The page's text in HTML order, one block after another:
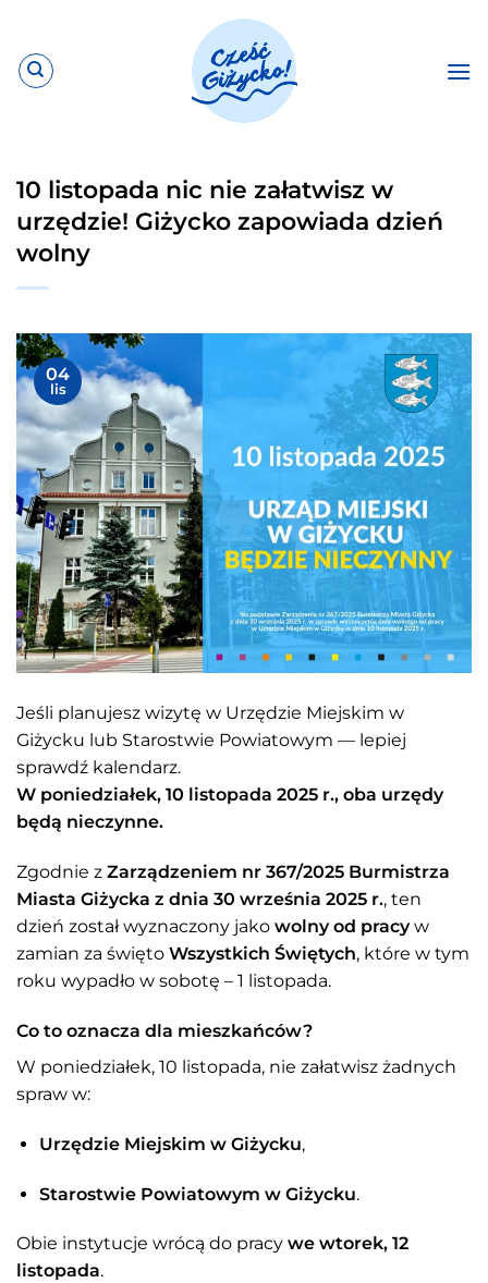
zawartości
10 listopada nic nie załatwisz w
urzędzie! Giżycko zapowiada dzień
wolny
04
lis
Jeśli planujesz wizytę w Urzędzie Miejskim w
Giżycku lub Starostwie Powiatowym — lepiej
sprawdź kalendarz.
W poniedziałek, 10 listopada 2025 r., oba urzędy
będą nieczynne.
Zgodnie z Zarządzeniem nr 367/2025 Burmistrza
Miasta Giżycka z dnia 30 września 2025 r., ten
dzień został wyznaczony jako wolny od pracyw
zamian za święto Wszystkich Świętych, które w tym
roku wypadło w sobotę – 1 listopada.
Co to oznacza dla mieszkańców?
W poniedziałek, 10 listopada, nie załatwisz żadnych
spraw w:
Urzędzie Miejskim w Giżycku,
Starostwie Powiatowym w Giżycku.
Obie instytucje wrócą do pracy we wtorek, 12
listopada.